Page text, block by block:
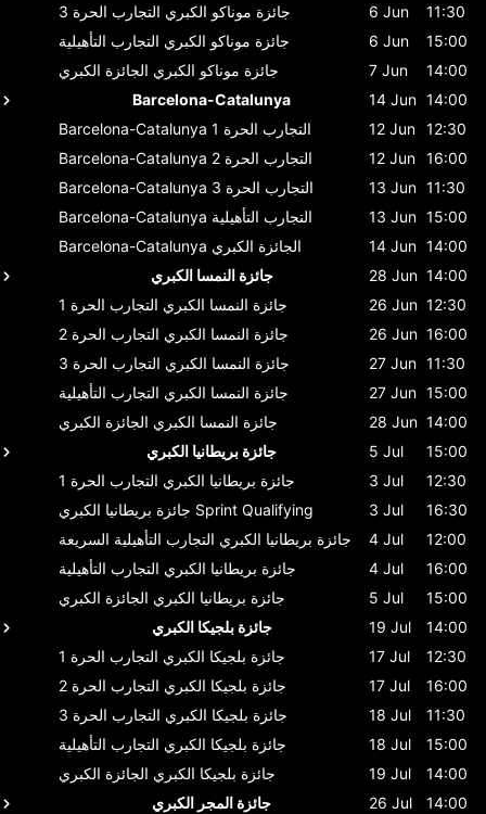
جائزة موناكو الكبري التجارب الحرة 3 6 Jun
11:30
جائزة موناكو الكبري التجارب التأهيلية 6 Jun
15:00
جائزة موناكو الكبري الجائزة الكبري 7 Jun
14:00
Barcelona-Catalunya
14 Jun 14:00
Barcelona-Catalunya
التجارب الحرة 1 12 Jun 12:30
Barcelona-Catalunya
التجارب الحرة 2 12 Jun 16:00
Barcelona-Catalunya
التجارب الحرة 3 13 Jun 11:30
Barcelona-Catalunya التجارب التأهيلية 13 Jun 15:00
Barcelona-Catalunya الجائزة الكبري 14 Jun 14:00
جائزة النمسا الكبري
28 Jun 14:00
جائزة النمسا الكبري التجارب الحرة 1 26 Jun 12:30
جائزة النمسا الكبري التجارب الحرة 2 26 Jun 16:00
جائزة النمسا الكبري التجارب الحرة 3 27 Jun 11:30
جائزة النمسا الكبري التجارب التأهيلية 27 Jun 15:00
جائزة النمسا الكبري الجائزة الكبري 28 Jun 14:00
جائزة بريطانيا الكبري
5 Jul
15:00
جائزة بريطانيا الكبري التجارب الحرة 1 3 Jul
12:30
جائزة بريطانيا الكبري Sprint Qualifying 3 Jul
16:30
جائزة بريطانيا الكبري التجارب التأهيلية السريعة 4 Jul
12:00
جائزة بريطانيا الكبري التجارب التأهيلية 4 Jul
16:00
جائزة بريطانيا الكبري الجائزة الكبري 5 Jul
15:00
جائزة بلجيكا الكبري
19 Jul
14:00
جائزة بلجيكا الكبري التجارب الحرة 1 17 Jul
12:30
جائزة بلجيكا الكبري التجارب الحرة 2 17 Jul
16:00
جائزة بلجيكا الكبري التجارب الحرة 3 18 Jul
11:30
جائزة بلجيكا الكبري التجارب التأهيلية 18 Jul
15:00
جائزة بلجيكا الكبري الجائزة الكبري 19 Jul
14:00
جائزة المجر الكبري
26 Jul
14:00